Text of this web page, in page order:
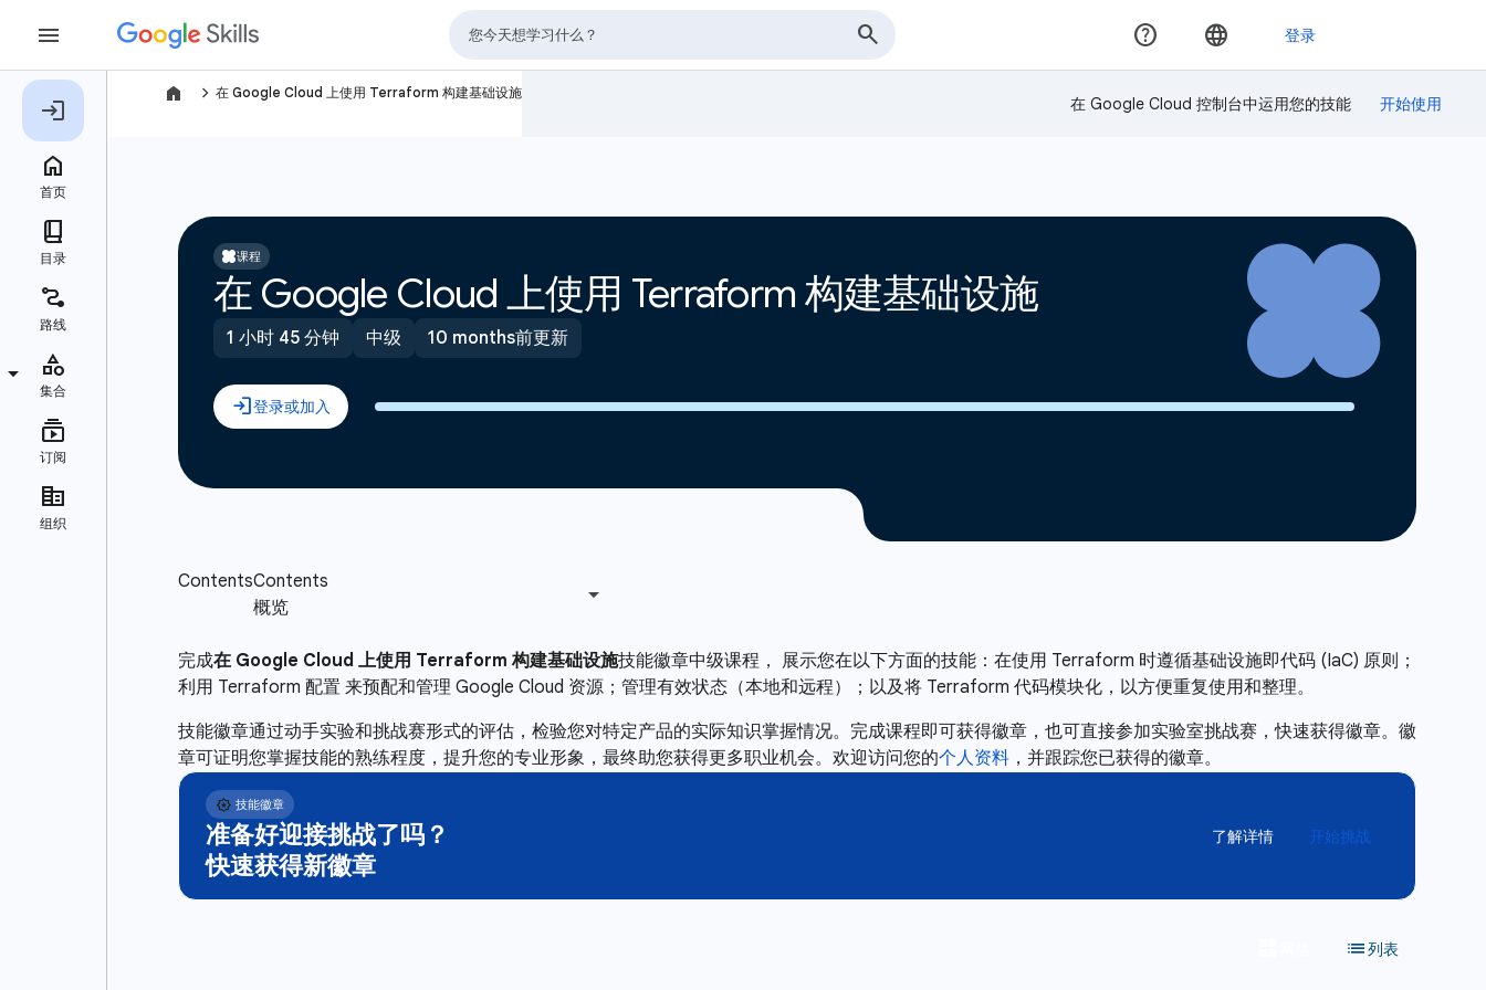
navigate_next 在 Google Cloud 上使用 Terraform 构建基础设施
在 Google Cloud 控制台中运用您的技能
课程
在 Google Cloud 上使用 Terraform 构建基础设施
1 小时 45 分钟 中级 10 months前更新
完成在 Google Cloud 上使用 Terraform 构建基础设施技能徽章中级课程， 展示您在以下方面的技能：在使用 Terraform 时遵循基础设施即代码 (IaC) 原则；
利用 Terraform 配置 来预配和管理 Google Cloud 资源；管理有效状态（本地和远程）；以及将 Terraform 代码模块化，以方便重复使用和整理。
技能徽章通过动手实验和挑战赛形式的评估，检验您对特定产品的实际知识掌握情况。完成课程即可获得徽章，也可直接参加实验室挑战赛，快速获得徽章。徽
章可证明您掌握技能的熟练程度，提升您的专业形象，最终助您获得更多职业机会。欢迎访问您的个人资料，并跟踪您已获得的徽章。
准备好迎接挑战了吗？
快速获得新徽章
了解详情 开始挑战